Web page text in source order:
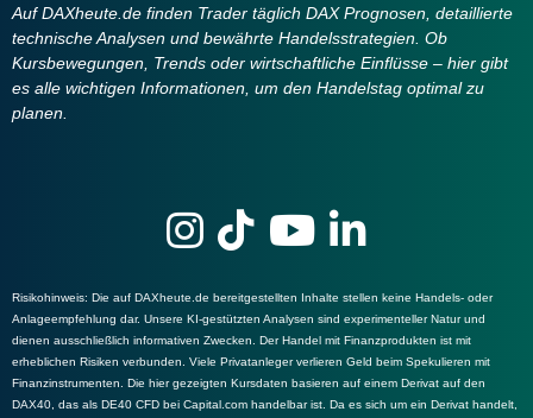
Auf DAXheute.de finden Trader täglich DAX Prognosen, detaillierte
technische Analysen und bewährte Handelsstrategien. Ob
Kursbewegungen, Trends oder wirtschaftliche Einflüsse – hier gibt
es alle wichtigen Informationen, um den Handelstag optimal zu
planen.
Risikohinweis: Die auf DAXheute.de bereitgestellten Inhalte stellen keine Handels- oder
Anlageempfehlung dar. Unsere KI-gestützten Analysen sind experimenteller Natur und
dienen ausschließlich informativen Zwecken. Der Handel mit Finanzprodukten ist mit
erheblichen Risiken verbunden. Viele Privatanleger verlieren Geld beim Spekulieren mit
Finanzinstrumenten. Die hier gezeigten Kursdaten basieren auf einem Derivat auf den
DAX40, das als DE40 CFD bei Capital.com handelbar ist. Da es sich um ein Derivat handelt,